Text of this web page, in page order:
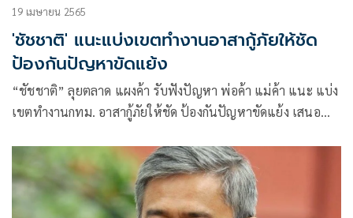
19 เมษายน 2565
'ชัชชาติ' แนะแบ่งเขตทำงานอาสากู้ภัยให้ชัด
ป้องกันปัญหาขัดแย้ง
“ชัชชาติ” ลุยตลาด แผงค้า รับฟังปัญหา พ่อค้า แม่ค้า แนะ แบ่ง
เขตทำงานกทม. อาสากู้ภัยให้ชัด ป้องกันปัญหาขัดแย้ง เสนอ
พร้อมเผชิญเหตุสาธารณะภัย